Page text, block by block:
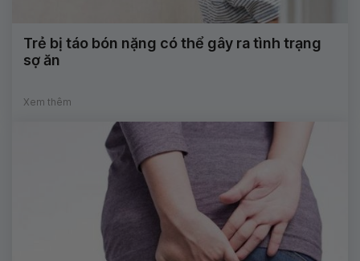
Trẻ bị táo bón nặng có thể gây ra tình trạng
sợ ăn
Xem thêm